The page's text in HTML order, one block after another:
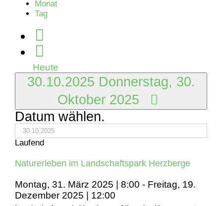
Oktober
2025
Monat
Tag
Heute
30.10.2025 Donnerstag, 30.
Oktober 2025
Datum wählen.
Laufend
Naturerleben im Landschaftspark Herzberge
Montag, 31. März 2025 | 8:00 - Freitag, 19.
Dezember 2025 | 12:00